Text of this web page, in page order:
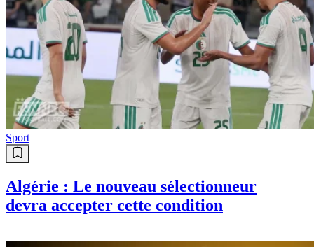
Sport
Algérie : Le nouveau sélectionneur
devra accepter cette condition